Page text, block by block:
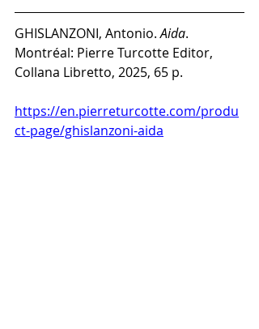
GHISLANZONI, Antonio. Aida.
Montréal: Pierre Turcotte Editor,
Collana Libretto, 2025, 65 p.
https://en.pierreturcotte.com/produ
ct-page/ghislanzoni-aida